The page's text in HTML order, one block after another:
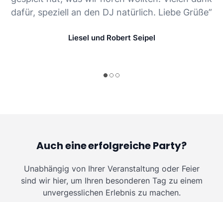
dafür, speziell an den DJ natürlich. Liebe Grüße”
Liesel und Robert Seipel
Auch eine erfolgreiche Party?
Unabhängig von Ihrer Veranstaltung oder Feier
sind wir hier, um Ihren besonderen Tag zu einem
unvergesslichen Erlebnis zu machen.